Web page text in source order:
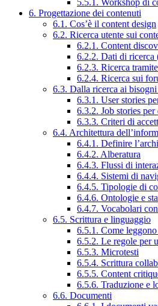
5.5.1. Workshop di
6. Progettazione dei contenuti
6.1. Cos’è il content design
6.2. Ricerca utente sui
6.2.1. Content
6.2.2. Dati di ricerca
6.2.3. Ricerca
6.2.4. Ricerca sui
6.3. Dalla ricerca ai
6.3.1. User stories
6.3.2. Job stories
6.3.3. Criteri di
6.4. Architettura
6.4.1. Definire
6.4.2. Alberatura
6.4.3. Flussi di
6.4.4. Sistemi di
6.4.5. Tipologie di
6.4.6. Ontologie e
6.4.7. Vocabolari
6.5. Scrittura e linguaggio
6.5.1. Come
6.5.2. Le regole per
6.5.3. Microtesti
6.5.4. Scrittura
6.5.5. Content
6.5.6. Traduzione e
6.6. Documenti